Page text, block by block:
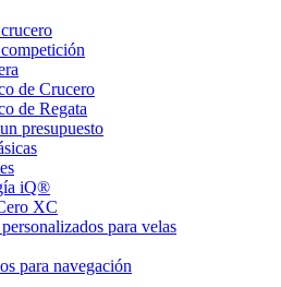
de Crucero
de Regata
presupuesto
iQ®
XC
para velas
para navegación